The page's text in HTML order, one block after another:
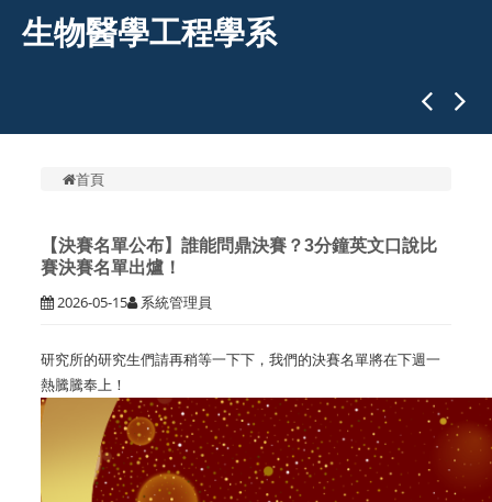
生醫材料暨組織工程研究所
首頁
【決賽名單公布】誰能問鼎決賽？3分鐘英文口說比
賽決賽名單出爐！
2026-05-15 系統管理員
研究所的研究生們請再稍等一下下，我們的決賽名單將在下週一
熱騰騰奉上！